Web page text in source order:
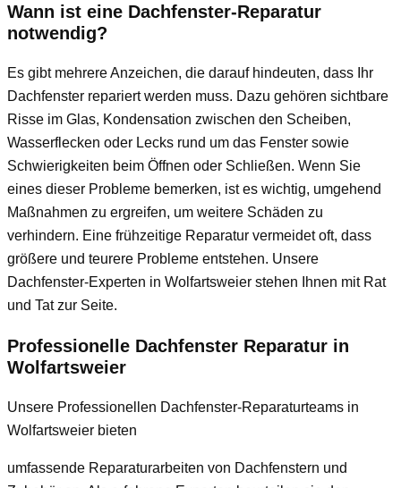
Wann ist eine Dachfenster-Reparatur
notwendig?
Es gibt mehrere Anzeichen, die darauf hindeuten, dass Ihr
Dachfenster repariert werden muss. Dazu gehören sichtbare
Risse im Glas, Kondensation zwischen den Scheiben,
Wasserflecken oder Lecks rund um das Fenster sowie
Schwierigkeiten beim Öffnen oder Schließen. Wenn Sie
eines dieser Probleme bemerken, ist es wichtig, umgehend
Maßnahmen zu ergreifen, um weitere Schäden zu
verhindern. Eine frühzeitige Reparatur vermeidet oft, dass
größere und teurere Probleme entstehen. Unsere
Dachfenster-Experten in Wolfartsweier stehen Ihnen mit Rat
und Tat zur Seite.
Professionelle Dachfenster Reparatur in
Wolfartsweier
Unsere Professionellen Dachfenster-Reparaturteams in
Wolfartsweier bieten
umfassende Reparaturarbeiten von Dachfenstern und